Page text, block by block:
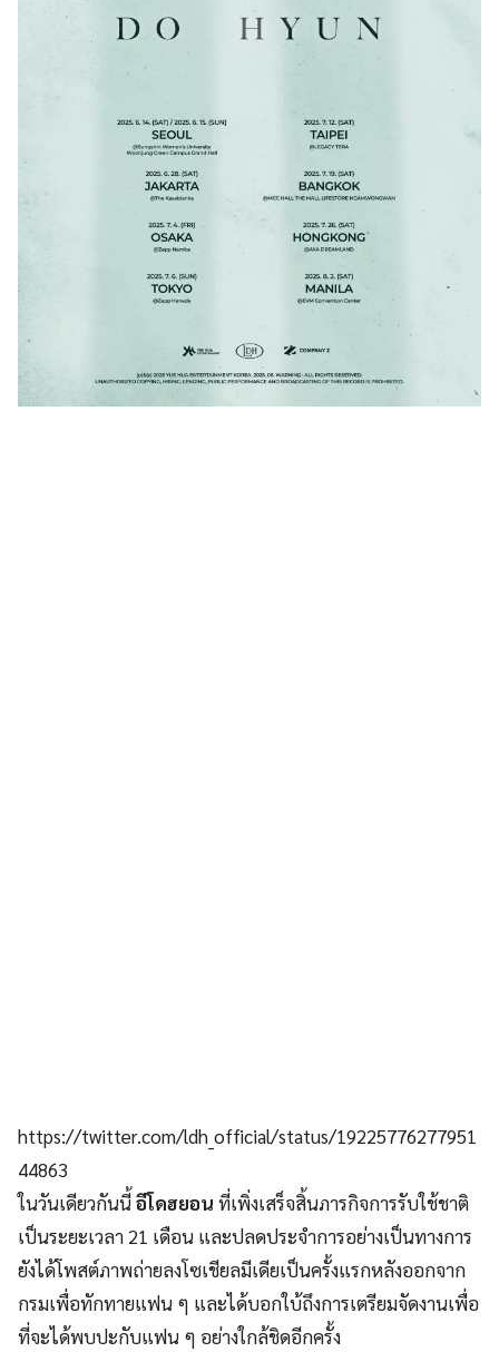
https://twitter.com/ldh_official/status/19225776277951
44863
ในวันเดียวกันนี้อีโดฮยอน ที่เพิ่งเสร็จสิ้นภารกิจการรับใช้ชาติ
เป็นระยะเวลา 21 เดือน และปลดประจำการอย่างเป็นทางการ
ยังได้โพสต์ภาพถ่ายลงโซเชียลมีเดียเป็นครั้งแรกหลังออกจาก
กรมเพื่อทักทายแฟน ๆ และได้บอกใบ้ถึงการเตรียมจัดงานเพื่อ
ที่จะได้พบปะกับแฟน ๆ อย่างใกล้ชิดอีกครั้ง